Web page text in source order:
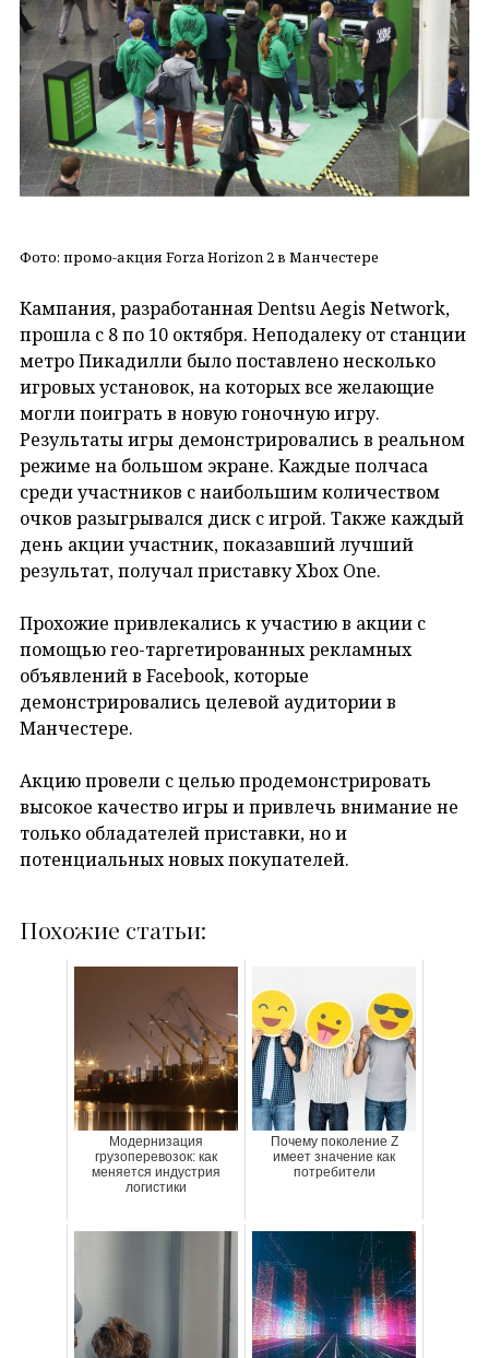
Фото: промо-акция Forza Horizon 2 в Манчестере
Кампания, разработанная Dentsu Aegis Network,
прошла с 8 по 10 октября. Неподалеку от станции
метро Пикадилли было поставлено несколько
игровых установок, на которых все желающие
могли поиграть в новую гоночную игру.
Результаты игры демонстрировались в реальном
режиме на большом экране. Каждые полчаса
среди участников с наибольшим количеством
очков разыгрывался диск с игрой. Также каждый
день акции участник, показавший лучший
результат, получал приставку Xbox One.
Прохожие привлекались к участию в акции с
помощью гео-таргетированных рекламных
объявлений в Facebook, которые
демонстрировались целевой аудитории в
Манчестере.
Акцию провели с целью продемонстрировать
высокое качество игры и привлечь внимание не
только обладателей приставки, но и
потенциальных новых покупателей.
Похожие статьи:
Модернизация
грузоперевозок: как
меняется индустрия
логистики
Почему поколение Z
имеет значение как
потребители